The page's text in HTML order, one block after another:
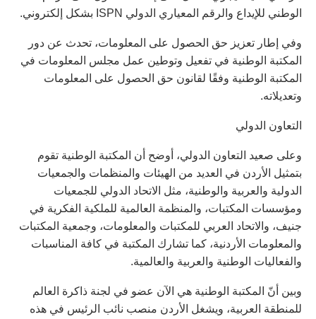
الوطني للإيداع والرقم المعياري الدولي ISPN بشكل إلكتروني.
وفي إطار تعزيز حق الحصول على المعلومات، تحدث عن دور
المكتبة الوطنية في تفعيل وتوطين عمل مجلس المعلومات في
المكتبة الوطنية وفقًا لقانون حق الحصول على المعلومات
وتعديلاته.
التعاون الدولي
وعلى صعيد التعاون الدولي، أوضح أن المكتبة الوطنية تقوم
بتمثيل الأردن في العديد من الهيئات والمنظمات والجمعيات
الدولية والعربية والوطنية، مثل الاتحاد الدولي للجمعيات
ومؤسسات المكتبات، والمنظمة العالمية للملكية الفكرية في
جنيف، والاتحاد العربي للمكتبات والمعلومات، وجمعية المكتبات
والمعلومات الأردنية، كما تشارك المكتبة في كافة المناسبات
والفعاليات الوطنية والعربية والعالمية.
وبين أنّ المكتبة الوطنية هي الآن عضو في لجنة ذاكرة العالم
للمنطقة العربية، ويشغل الأردن منصب نائب الرئيس في هذه